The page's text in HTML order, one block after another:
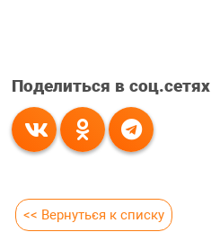
Поделиться в соц.сетях
<< Вернуться к списку